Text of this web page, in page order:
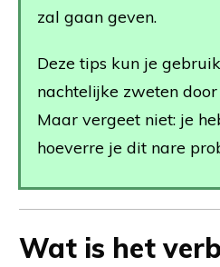
zal gaan geven.
Deze tips kun je
nachtelijke zweten
Maar vergeet niet: je
hoeverre je dit nare
Wat is het